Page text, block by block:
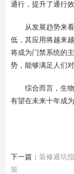
通行，提升了通行效
从发展趋势来
低，其应用将越来
将成为门禁系统的
势，能够满足人们
综合而言，生
有望在未来十年成
下一篇：装修避坑
策